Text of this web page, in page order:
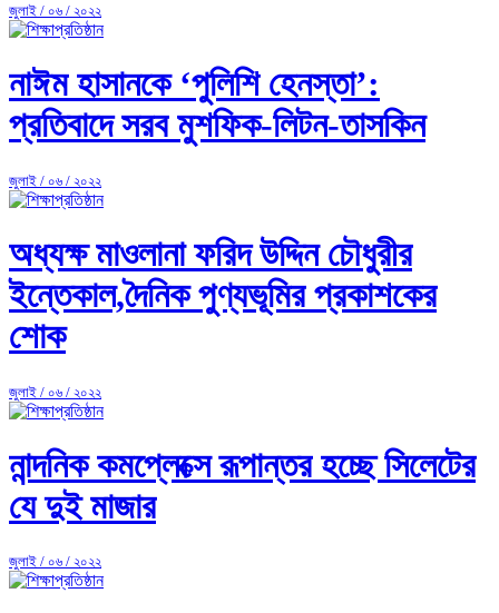
জুলাই / ০৬ / ২০২২
নাঈম হাসানকে ‘পুলিশি হেনস্তা’:
প্রতিবাদে সরব মুশফিক-লিটন-তাসকিন
জুলাই / ০৬ / ২০২২
অধ্যক্ষ মাওলানা ফরিদ উদ্দিন চৌধুরীর
ইন্তেকাল,দৈনিক পুণ্যভূমির প্রকাশকের
শোক
জুলাই / ০৬ / ২০২২
নান্দনিক কমপ্লেক্সে রূপান্তর হচ্ছে সিলেটের
যে দুই মাজার
জুলাই / ০৬ / ২০২২